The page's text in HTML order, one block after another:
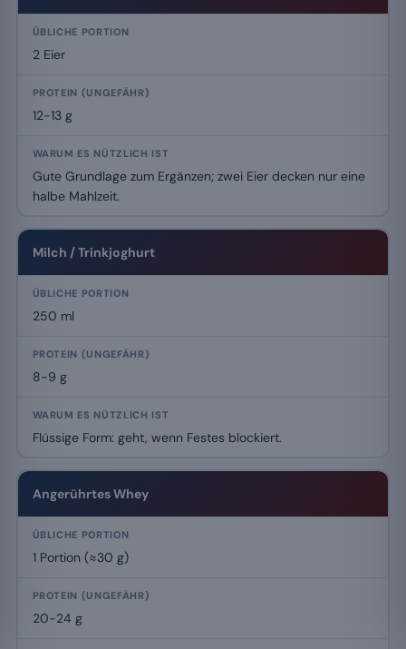
2 Eier
12-13 g
Gute Grundlage zum Ergänzen; zwei Eier decken nur eine
halbe Mahlzeit.
Milch / Trinkjoghurt
250 ml
8-9 g
Flüssige Form: geht, wenn Festes blockiert.
Angerührtes Whey
1 Portion (≈30 g)
20-24 g